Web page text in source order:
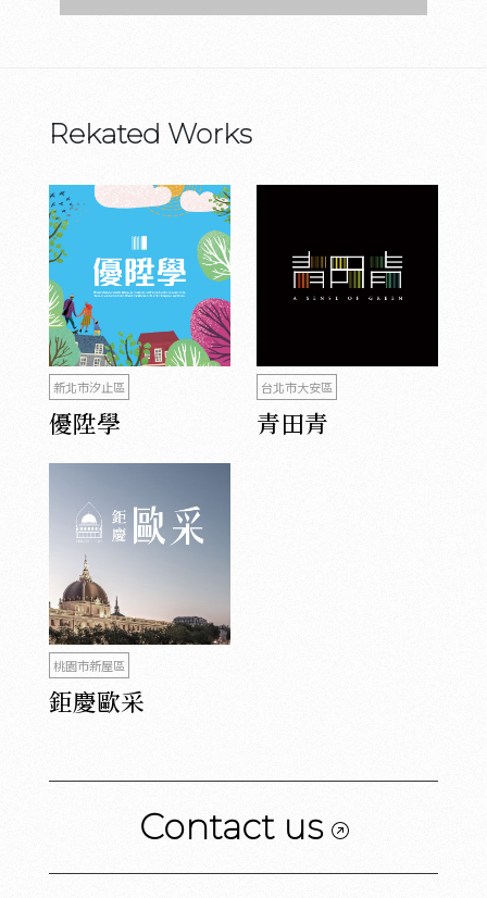
Rekated Works
新北市汐止區
優陞學
台北市大安區
青田青
桃園市新屋區
鉅慶歐采
Contact us